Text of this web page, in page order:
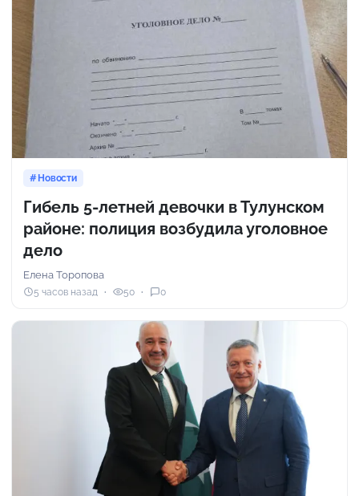
Новости
Гибель 5-летней девочки в Тулунском
районе: полиция возбудила уголовное
дело
Елена Торопова
5 часов назад 50 0